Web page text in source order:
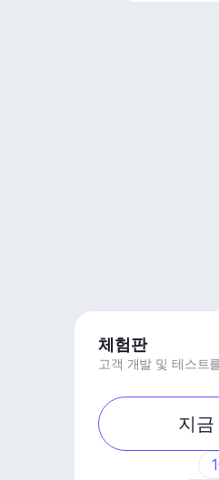
체험판
고객 개발 및 테스트
지